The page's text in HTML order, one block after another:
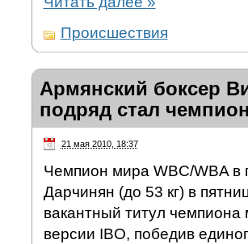
Происшествия
Армянский боксер
подряд стал
21 мая 2010, 18:37
Чемпион мира WBC/WBA в
Дарчинян (до 53 кг) в
вакантный титул
версии IBO, победив